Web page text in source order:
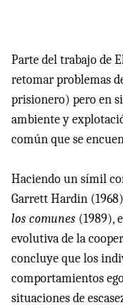
Parte del trabajo de
retomar problemas
prisionero) pero en
ambiente y
común que se
Haciendo un símil
Garrett Hardin
los comunes (1989),
evolutiva de la
concluye que los
comportamientos
situaciones de